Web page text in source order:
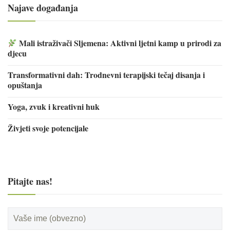
Najave događanja
Mali istraživači Sljemena: Aktivni ljetni kamp u prirodi za
djecu
Transformativni dah: Trodnevni terapijski tečaj disanja i
opuštanja
Yoga, zvuk i kreativni huk
Živjeti svoje potencijale
Pitajte nas!